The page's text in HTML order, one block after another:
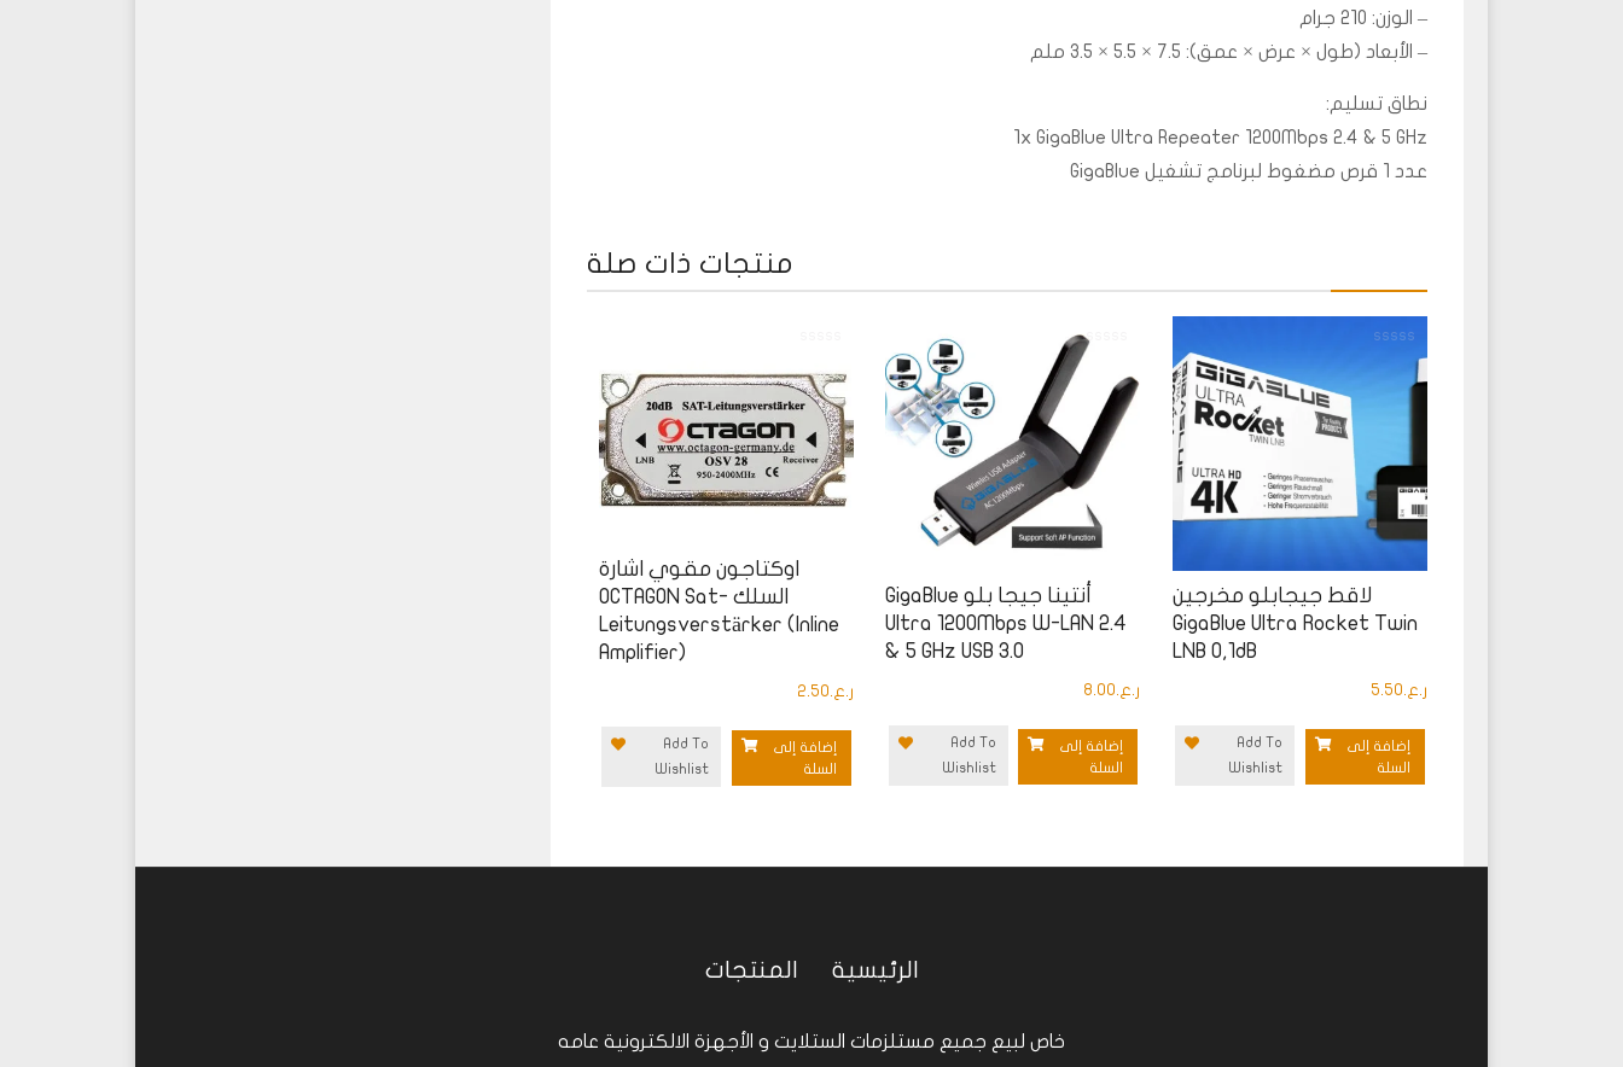
– الوزن: 210 جرام
– الأبعاد (طول × عرض × عمق): 7.5 × 5.5 × 3.5 ملم
نطاق تسليم:
1x GigaBlue Ultra Repeater 1200Mbps 2.4 & 5 GHz
عدد 1 قرص مضغوط لبرنامج تشغيل GigaBlue
منتجات ذات صلة
لاقط جيجابلو مخرجين
GigaBlue Ultra Rocket Twin
LNB 0,1dB
0
ر.ع.5.50
إضافة إلى
السلة
Add To
Wishlist
أنتينا جيجا بلو GigaBlue
Ultra 1200Mbps W-LAN 2.4
& 5 GHz USB 3.0
التقييم
0
من
5
ر.ع.8.00
إضافة إلى
السلة
Add To
Wishlist
اوكتاجون مقوي اشارة
السلك OCTAGON Sat-
Leitungsverstärker (Inline
Amplifier)
التقييم
من
5
ر.ع.2.50
إضافة إلى
السلة
Add To
Wishlist
الرئيسية المنتجات
خاص لبيع جميع مستلزمات الستلايت و الأجهزة الالكترونية عامه